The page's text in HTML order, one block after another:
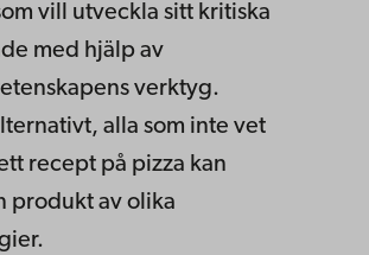
vill utveckla sitt kritiska
med hjälp av
verktyg.
alla som inte vet
recept på pizza kan
produkt av olika